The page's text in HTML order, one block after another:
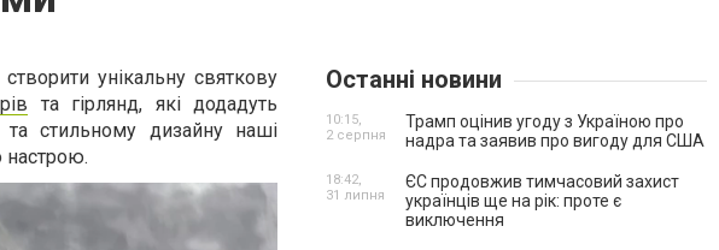
унікальну святкову
та гірлянд, які додадуть
стильному дизайну наші
настрою.
Останні новини
Трамп оцінив угоду з Україною про
надра та заявив про вигоду для США
10:15,
2 серпня
ЄС продовжив тимчасовий захист
українців ще на рік: проте є
виключення
18:42,
31 липня